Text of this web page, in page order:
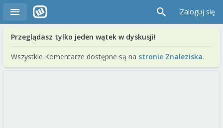
Zaloguj się
Przeglądasz tylko jeden wątek w dyskusji!
Wszystkie Komentarze dostępne są na stronie Znaleziska.